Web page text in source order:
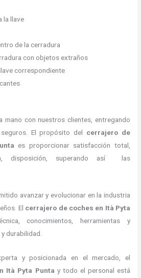
la llave
de la cerradura
con objetos extraños
correspondiente
mano con nuestros clientes, entregando
El propósito del cerrajero de
es proporcionar satisfacción total,
disposición, superando así las
avanzar y evolucionar en la industria
El cerrajero de coches en Ità Pyta
conocimientos, herramientas y
durabilidad.
y posicionada en el mercado, el
Ità Pyta Punta y todo el personal está